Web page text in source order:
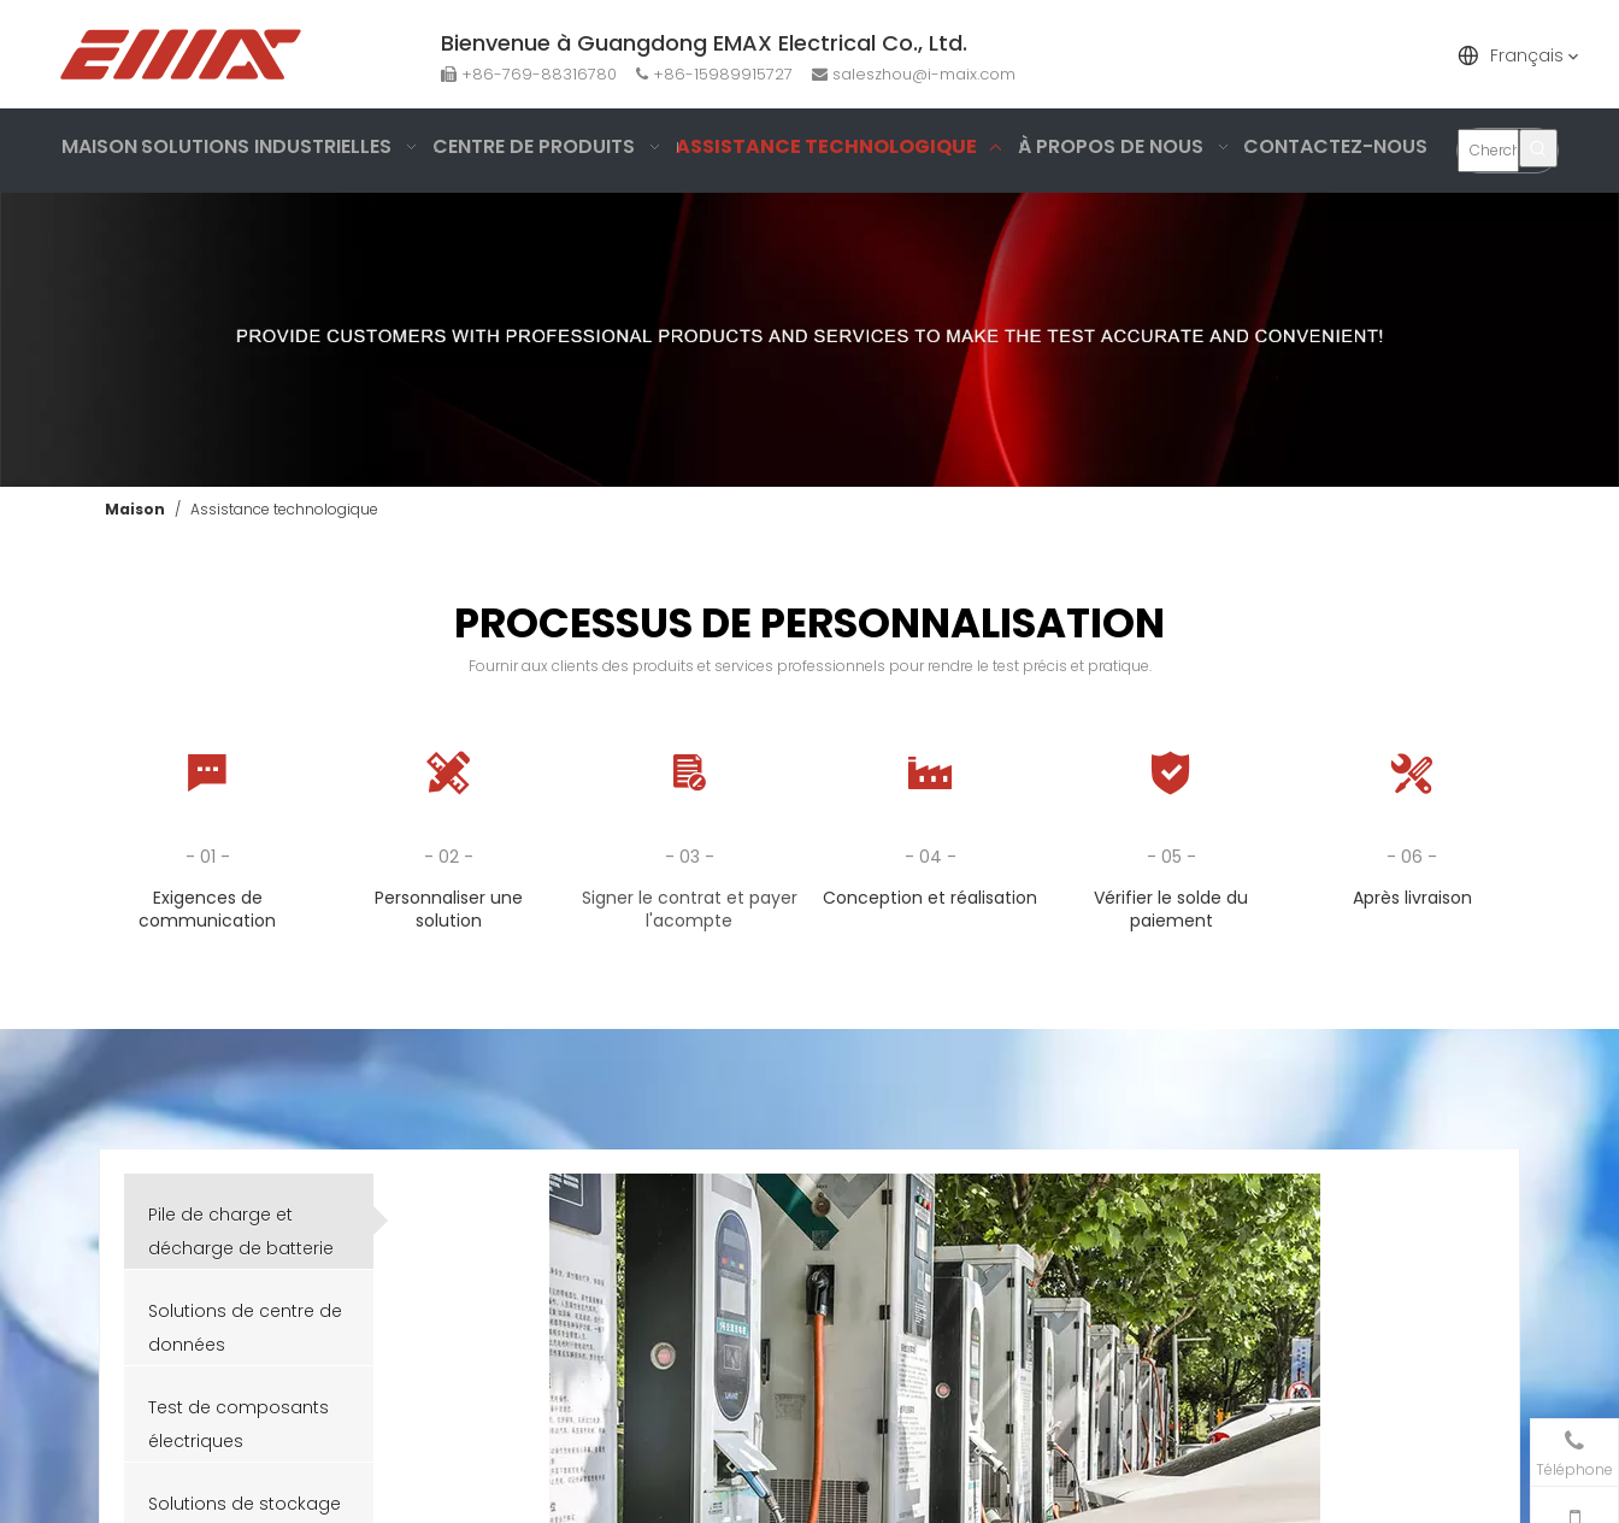
Bienvenue à Guangdong EMAX Electrical Co., Ltd.
 +86-769-88316780  +86-15989915727  saleszhou@i-maix.com
Français
MAISONSOLUTIONS INDUSTRIELLES CENTRE DE PRODUITS ASSISTANCE TECHNOLOGIQUE À PROPOS DE NOUS CONTACTEZ-NOUS
Maison / Assistance technologique
PROCESSUS DE PERSONNALISATION
Fournir aux clients des produits et services professionnels pour rendre le test précis et pratique.
- 01 -
Exigences de
communication
- 02 -
Personnaliser une
solution
- 03 -
Signer le contrat et payer
l'acompte
- 04 -
Conception et réalisation
- 05 -
Vérifier le solde du
paiement
- 06 -
Après livraison
Pile de charge et
décharge de batterie
Solutions de centre de
données
Test de composants
électriques
Solutions de stockage
Téléphone